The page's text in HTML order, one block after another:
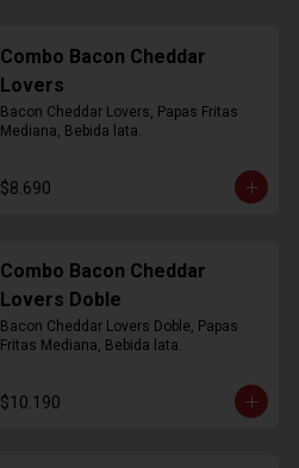
Combo Bacon Cheddar
Lovers
Bacon Cheddar Lovers, Papas Fritas
Mediana, Bebida lata.
$8.690
Combo Bacon Cheddar
Lovers Doble
Bacon Cheddar Lovers Doble, Papas
Fritas Mediana, Bebida lata.
$10.190